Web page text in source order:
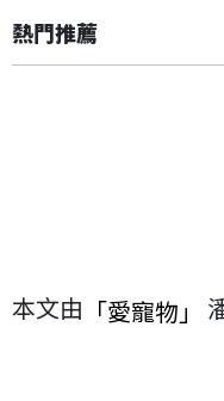
熱門推薦
本文由 「愛寵物」